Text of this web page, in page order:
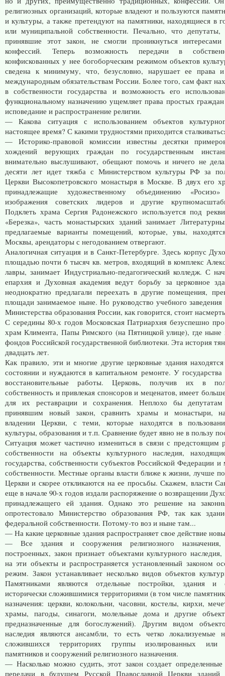
религиозных организаций, которые владеют и пользуются
и культуры, а также претендуют на памятники, находящиеся в
или муниципальной собственности. Печально, что
принявшие этот закон, не смогли проникнуться
конфессий. Теперь возможность передачи в
конфискованных у нее богоборческим режимом объектов
сведена к минимуму, что, безусловно, нарушает ее права и
международным обязательствам России. Более того, сам факт
в собственности государства и возможность его
функциональному назначению ущемляет права простых
исповедание и распространение религии.
— Какова ситуация с использованием объектов
настоящее время? С какими трудностями приходится
— Историко-правовой комиссии известны десятки
хождений верующих граждан по государственным
внимательно выслушивают, обещают помочь и ничего не
десяти лет идет тяжба с Министерством культуры РФ за
Церкви Высокопетровского монастыря в Москве. В двух его
принадлежащие художественному объединению «Росизо»
изображения советских лидеров и другие
Подклеть храма Сергия Радонежского используется под
«Березка», часть монастырских зданий занимает
предлагаемые варианты помещений, которые, увы,
Москвы, арендаторы с негодованием отвергают.
Аналогичная ситуация и в Санкт-Петербурге. Здесь корпус
площадью почти 6 тысяч кв. метров, входящий в комплекс
лавры, занимает Индустриально-педагогический колледж. С
епархия и Духовная академия ведут борьбу за церковное
неоднократно предлагали переехать в другие помещения,
площади занимаемое ныне. Но руководство учебного
Министерства образования России, как говорится, стоит
С середины 80-х годов Московская Патриархия безуспешно
храм Климента, Папы Римского (на Пятницкой улице), где ныне
фондов Российской государственной библиотеки. Эта история
двадцать лет.
Как правило, эти и многие другие церковные здания
состоянии и нуждаются в капитальном ремонте. У государства
восстановительные работы. Церковь, получив их в
собственность и привлекая спонсоров и меценатов, имеет
для их реставрации и сохранения. Неплохо бы
принявшим новый закон, сравнить храмы и монастыри,
владении Церкви, с теми, которые находятся в
культуры, образования и т.п. Сравнение будет явно не в пользу
Ситуация может частично измениться в связи с предстоящим
собственности на объекты культурного наследия,
государства, собственности субъектов Российской Федерации
собственности. Местные органы власти ближе к жизни, лучше
Церкви и скорее откликаются на ее просьбы. Скажем, власти
еще в начале 90-х годов издали распоряжение о возвращении
принадлежащего ей здания. Однако это решение на
опротестовало Министерство образования РФ, так как
федеральной собственности. Потому-то воз и ныне там...
— На какие церковные здания распространяет свое действие
— Все здания и сооружения религиозного
построенных, закон признает объектами культурного наследия,
на эти объекты и распространяется установленный законом
режим. Закон устанавливает несколько видов объектов
Памятниками являются отдельные постройки, здания и
исторически сложившимися территориями (в том числе
назначения: церкви, колокольни, часовни, костелы, кирхи,
храмы, пагоды, синагоги, молельные дома и другие
предназначенные для богослужений). Другим видом
наследия являются ансамбли, то есть четко локализуемые
сложившихся территориях группы изолированных или
памятников и сооружений религиозного назначения.
— Насколько можно судить, этот закон создает определенные
передачи в будущем Русской Православной Церкви зданий